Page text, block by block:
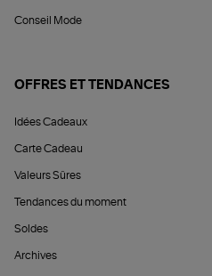
Conseil Mode
OFFRES ET TENDANCES
Idées Cadeaux
Carte Cadeau
Valeurs Sûres
Tendances du moment
Soldes
Archives